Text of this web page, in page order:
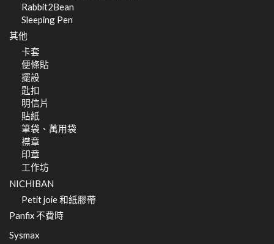
Rabbit2Bean
Sleeping Pen
其他
卡套
便條貼
擺設
匙扣
明信片
貼紙
筆袋、萬用袋
襟章
印章
工作坊
NICHIBAN
Petit joie 和紙膠帶
Panfix 不費時
Sysmax